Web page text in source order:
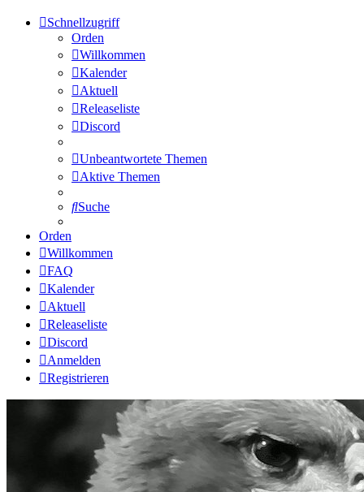
Schnellzugriff
Orden
Willkommen
Kalender
Aktuell
Releaseliste
Discord
Unbeantwortete Themen
Aktive Themen
Suche
Orden
Willkommen
FAQ
Kalender
Aktuell
Releaseliste
Discord
Anmelden
Registrieren